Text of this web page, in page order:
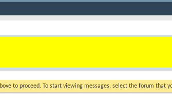
to proceed. To start viewing messages, select the forum that